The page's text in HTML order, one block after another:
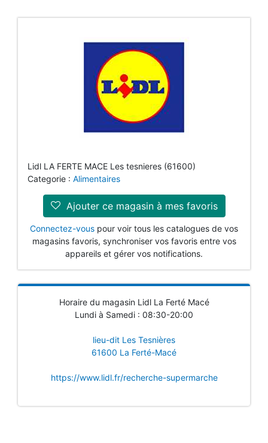
Lidl LA FERTE MACE Les tesnieres (61600)
Categorie : Alimentaires
Ajouter ce magasin à mes favoris
Connectez-vous pour voir tous les catalogues de vos
magasins favoris, synchroniser vos favoris entre vos
appareils et gérer vos notifications.
Horaire du magasin Lidl La Ferté Macé
Lundi à Samedi : 08:30-20:00
lieu-dit Les Tesnières
61600 La Ferté-Macé
https://www.lidl.fr/recherche-supermarche